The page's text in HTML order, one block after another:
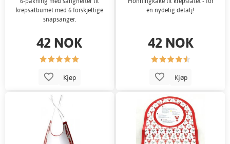
krepsalbumet med 6 forskjellige
snapsanger.
42 NOK
Kjøp
en nydelig detalj!
42 NOK
Kjøp